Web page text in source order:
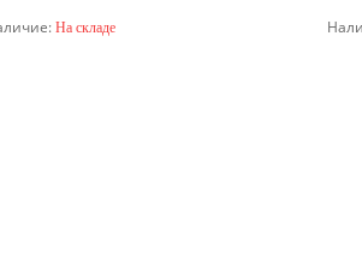
В корзину
На складе